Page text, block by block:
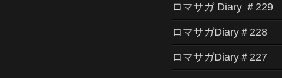
ロマサガ Diary ＃229
ロマサガDiary＃228
ロマサガDiary＃227